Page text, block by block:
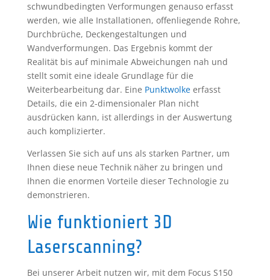
schwundbedingten Verformungen genauso erfasst
werden, wie alle Installationen, offenliegende Rohre,
Durchbrüche, Deckengestaltungen und
Wandverformungen. Das Ergebnis kommt der
Realität bis auf minimale Abweichungen nah und
stellt somit eine ideale Grundlage für die
Weiterbearbeitung dar. Eine Punktwolkeerfasst
Details, die ein 2-dimensionaler Plan nicht
ausdrücken kann, ist allerdings in der Auswertung
auch komplizierter.
Verlassen Sie sich auf uns als starken Partner, um
Ihnen diese neue Technik näher zu bringen und
Ihnen die enormen Vorteile dieser Technologie zu
demonstrieren.
Wie funktioniert 3D
Laserscanning?
Bei unserer Arbeit nutzen wir, mit dem Focus S150